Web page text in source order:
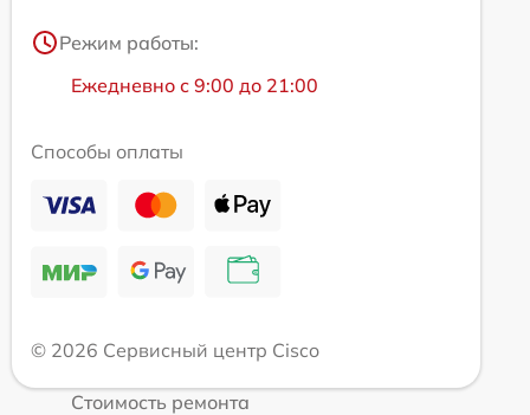
Режим работы:
Ежедневно с 9:00 до 21:00
Способы оплаты
© 2026 Сервисный центр Cisco
Стоимость ремонта